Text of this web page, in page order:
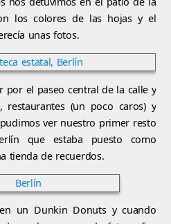
los colores de las hojas y el
unas fotos.
por el paseo central de la calle y
restaurantes (un poco caros) y
pudimos ver nuestro primer resto
que estaba puesto como
tienda de recuerdos.
un Dunkin Donuts y cuando